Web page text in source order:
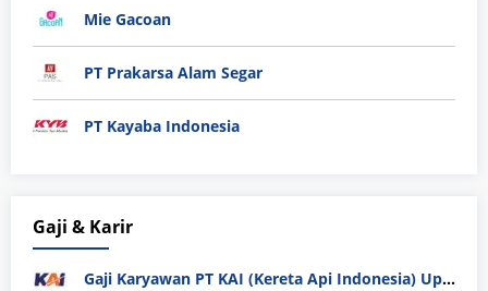
Mie Gacoan
PT Prakarsa Alam Segar
PT Kayaba Indonesia
Gaji & Karir
Gaji Karyawan PT KAI (Kereta Api Indonesia) Update 2025